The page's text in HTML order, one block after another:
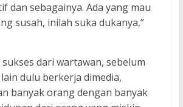
dan sebagainya. Ada yang mau
susah, inilah suka dukanya,”
dari wartawan, sebelum
dulu berkerja dimedia,
banyak orang dengan banyak